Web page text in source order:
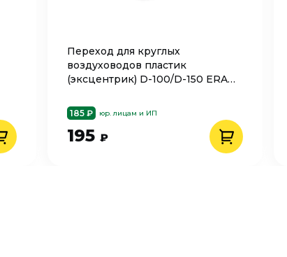
Переход для круглых
воздуховодов пластик
(эксцентрик) D-100/D-150 ERA
185 ₽ юр. лицам и ИП
195 ₽